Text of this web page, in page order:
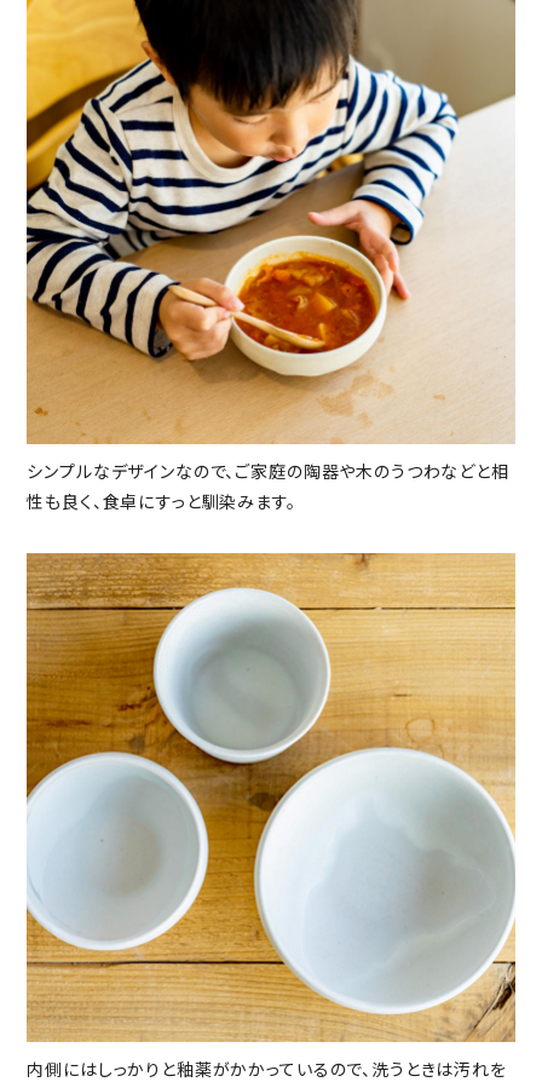
シンプルなデザインなので、ご家庭の陶器や木のうつわなどと相
性も良く、食卓にすっと馴染みます。
内側にはしっかりと釉薬がかかっているので、洗うときは汚れを